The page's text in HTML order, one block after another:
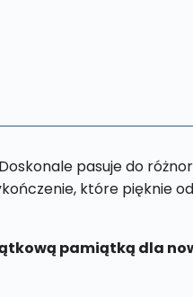
pasuje do
które pięknie
pamiątką dla